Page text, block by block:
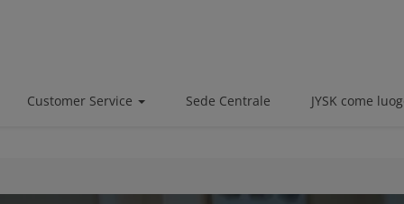
Customer Service Sede Centrale JYSK come